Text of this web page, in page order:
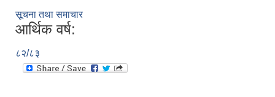
सूचना तथा समाचार
आर्थिक वर्ष:
८२/८३